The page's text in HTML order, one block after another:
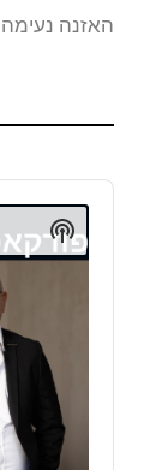
האזנה
Audio
Player
Show